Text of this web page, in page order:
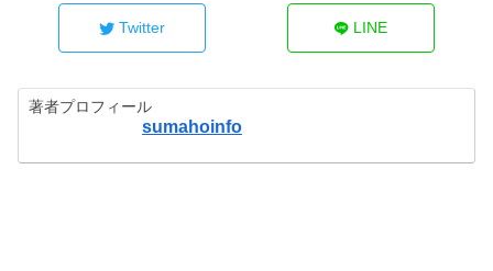
Twitter LINE
著者プロフィール
sumahoinfo